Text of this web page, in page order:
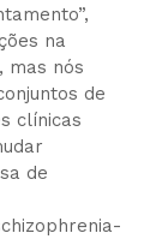
na
mas nós
de
clínicas
de